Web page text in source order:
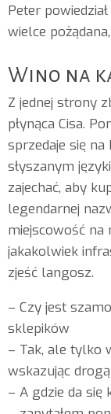
Peter
wielce
Wino na
Z jednej strony
płynąca Cisa.
sprzedaje się
słyszanym
zajechać, aby
legendarnej
miejscowość na
jakakolwiek
zjeść langosz.
– Czy jest
sklepików
– Tak, ale tylko
wskazując
– A gdzie da się